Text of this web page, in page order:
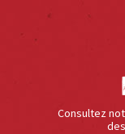
Consultez